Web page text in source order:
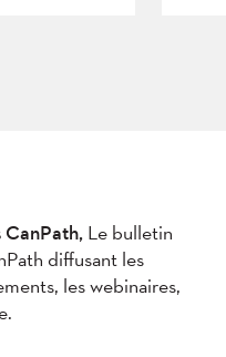
CanPath, Le bulletin
diffusant les
les webinaires,